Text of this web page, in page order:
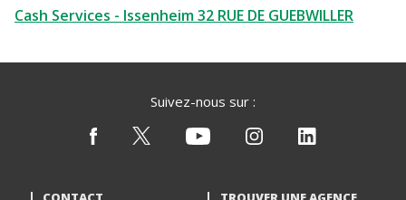
Cash Services - Issenheim 32 RUE DE GUEBWILLER
Suivez-nous sur :